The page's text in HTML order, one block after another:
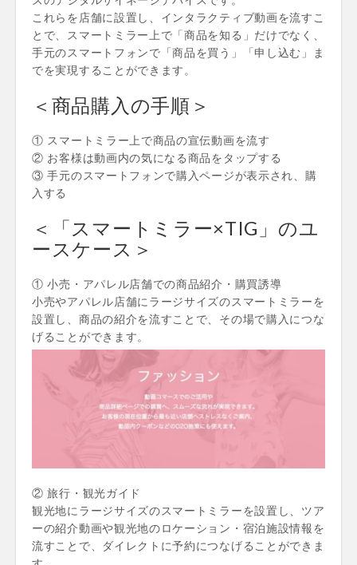
これらを店舗に設置し、インタラクティブ動画を流すこ
とで、スマートミラー上で「商品を知る」だけでなく、
手元のスマートフォンで「商品を買う」「申し込む」ま
でを実現することができます。
＜商品購入の手順＞
① スマートミラー上で商品の宣伝動画を流す
② お客様は動画内の気になる商品をタップする
③ 手元のスマートフォンで購入ページが表示され、購
入する
＜「スマートミラー×TIG」のユ
ースケース＞
① 小売・アパレル店舗での商品紹介・購買誘導
小売やアパレル店舗にラージサイズのスマートミラーを
設置し、商品の紹介を流すことで、その場で購入につな
げることができます。
② 旅行・観光ガイド
観光地にラージサイズのスマートミラーを設置し、ツア
ーの紹介動画や観光地のロケーション・宿泊施設情報を
流すことで、ダイレクトに予約につなげることができま